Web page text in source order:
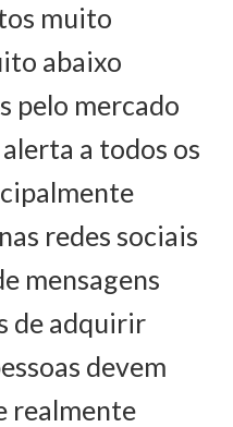
muito
abaixo
pelo mercado
a todos os
redes sociais
mensagens
de adquirir
devem
realmente